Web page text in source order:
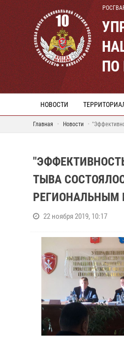
ПО
НОВОСТИ
Главная Новости
ТЫВА
РЕГИОНАЛЬНЫМ
22 ноября 2019, 10:17